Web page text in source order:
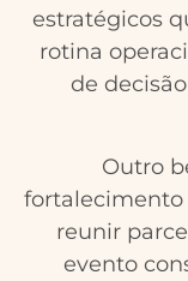
estratégicos
rotina
de
Outro
fortalecimento
reunir
evento